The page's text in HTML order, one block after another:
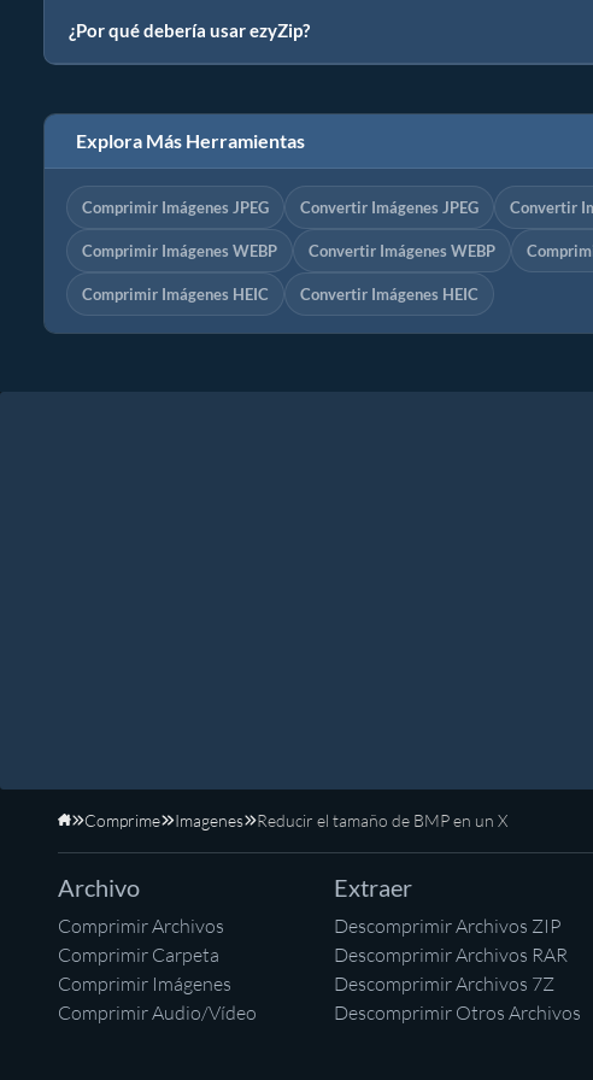
¿Por qué debería usar ezyZip?
Explora Más Herramientas
Comprimir Imágenes JPEG Convertir Imágenes JPEG Convertir
Comprimir Imágenes WEBP Convertir Imágenes WEBP
Comprimir Imágenes HEIC Convertir Imágenes HEIC
Inicio
Comprime Imagenes Reducir el tamaño de BMP en un X
Archivo
Comprimir Archivos
Comprimir Carpeta
Comprimir Imágenes
Comprimir Audio/Vídeo
Extraer
Descomprimir Archivos ZIP
Descomprimir Archivos RAR
Descomprimir Archivos 7Z
Descomprimir Otros Archivos